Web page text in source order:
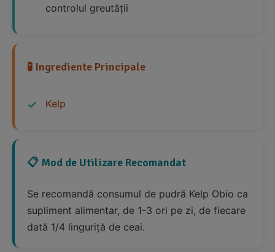
controlul greutății
🧪 Ingrediente Principale
Kelp
📋 Mod de Utilizare Recomandat
Se recomandă consumul de pudră Kelp Obio ca
supliment alimentar, de 1-3 ori pe zi, de fiecare
dată 1/4 linguriță de ceai.